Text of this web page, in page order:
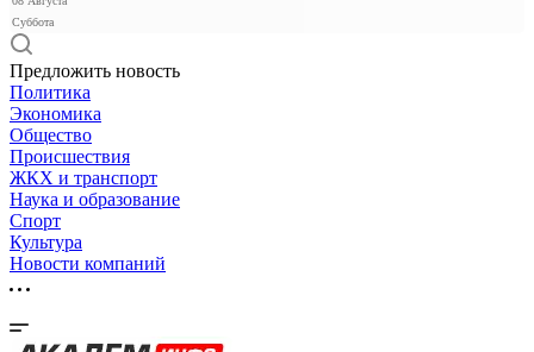
Суббота
Предложить новость
Политика
Экономика
Общество
Происшествия
ЖКХ и транспорт
Наука и образование
Спорт
Культура
Новости компаний